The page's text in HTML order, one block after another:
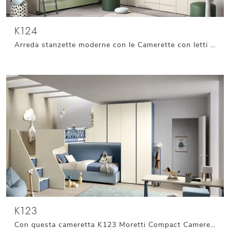
K124
Arreda stanzette moderne con le Camerette con letti scorrevoli Moretti Compact Camerette! Il modello K124 in melaminico è per bambini.
K123
Con questa cameretta K123 Moretti Compact Camerette, tra le soluzioni a soppalco, potrai progettare stanze moderne per bambini.